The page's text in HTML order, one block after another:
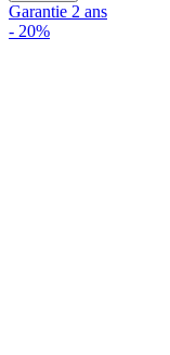
Garantie 2 ans
- 20%